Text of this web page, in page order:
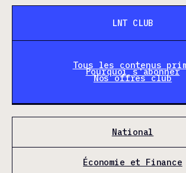
LNT CLUB
Tous les contenus
Pourquoi s'abonner
Nos offres club
National
Économie et Finance